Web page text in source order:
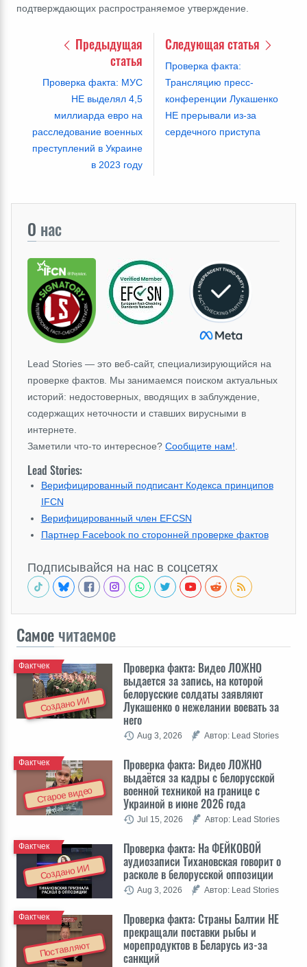
подтверждающих распространяемое утверждение.
Предыдущая
статья
Проверка факта: МУС
НЕ выделял 4,5
миллиарда евро на
расследование военных
преступлений в Украине
в 2023 году
Следующая статья
Проверка факта:
Трансляцию пресс-
конференции Лукашенко
НЕ прерывали из-за
сердечного приступа
О нас
Lead Stories — это веб-сайт, специализирующийся на
проверке фактов. Мы занимаемся поиском актуальных
историй: недостоверных, вводящих в заблуждение,
содержащих неточности и ставших вирусными в
интернете.
Заметили что-то интересное? Сообщите нам!
Lead Stories:
Верифицированный подписант Кодекса принципов
IFCN
Верифицированный член EFCSN
Партнер Facebook по сторонней проверке фактов
Подписывайся на нас в соцсетях
Самое читаемое
Создано ИИ
Проверка факта: Видео ЛОЖНО
выдается за запись, на которой
белорусские солдаты заявляют
Лукашенко о нежелании воевать за
него
Фактчек
Aug 3, 2026 Автор: Lead Stories
Старое видео
Проверка факта: Видео ЛОЖНО
выдаётся за кадры с белорусской
военной техникой на границе с
Украиной в июне 2026 года
Фактчек
Jul 15, 2026 Автор: Lead Stories
Создано ИИ
Проверка факта: На ФЕЙКОВОЙ
аудиозаписи Тихановская говорит о
расколе в белорусской оппозиции
Фактчек
Aug 3, 2026 Автор: Lead Stories
Поставляют
Проверка факта: Cтраны Балтии НЕ
прекращали поставки рыбы и
морепродуктов в Беларусь из-за
санкций
Фактчек